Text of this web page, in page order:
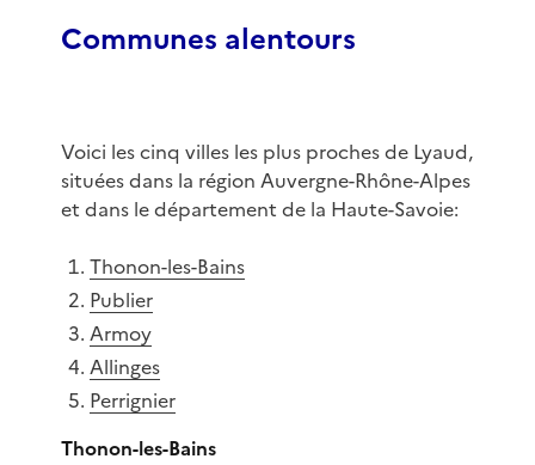
Communes alentours
Voici les cinq villes les plus proches de Lyaud,
situées dans la région Auvergne-Rhône-Alpes
et dans le département de la Haute-Savoie:
Thonon-les-Bains
Publier
Armoy
Allinges
Perrignier
Thonon-les-Bains